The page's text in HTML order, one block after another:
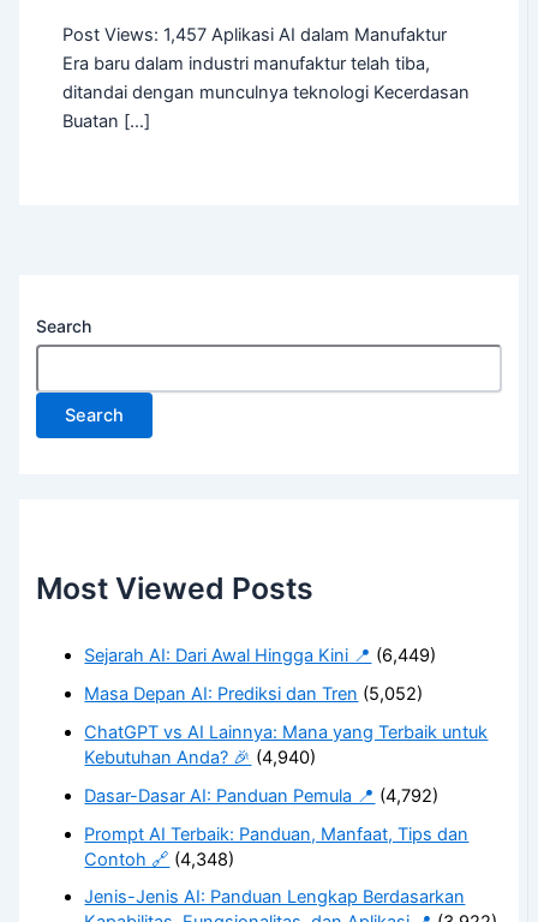
Post Views: 1,457 Aplikasi AI dalam Manufaktur
Era baru dalam industri manufaktur telah tiba,
ditandai dengan munculnya teknologi Kecerdasan
Buatan […]
Search
Search
Most Viewed Posts
Sejarah AI: Dari Awal Hingga Kini 📍 (6,449)
Masa Depan AI: Prediksi dan Tren (5,052)
ChatGPT vs AI Lainnya: Mana yang Terbaik untuk
Kebutuhan Anda? 🎉 (4,940)
Dasar-Dasar AI: Panduan Pemula 📍 (4,792)
Prompt AI Terbaik: Panduan, Manfaat, Tips dan
Contoh 🔗 (4,348)
Jenis-Jenis AI: Panduan Lengkap Berdasarkan